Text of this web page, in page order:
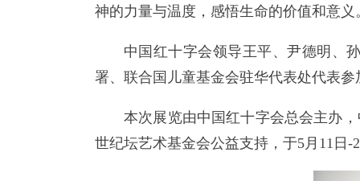
神的力量与温度，感悟生命的价值和意义
中国红十字会领导王平、尹德明、
署、联合国儿童基金会驻华代表处代表参
本次展览由中国红十字会总会主办
世纪坛艺术基金会公益支持，于5月11日